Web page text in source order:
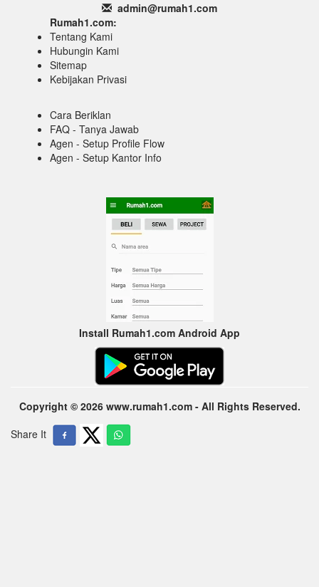
admin@rumah1.com
Rumah1.com:
Tentang Kami
Hubungin Kami
Sitemap
Kebijakan Privasi
Cara Beriklan
FAQ - Tanya Jawab
Agen - Setup Profile Flow
Agen - Setup Kantor Info
Install Rumah1.com Android App
Copyright © 2026 www.rumah1.com - All Rights Reserved.
Share It